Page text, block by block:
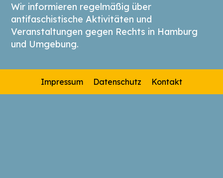
Wir informieren regelmäßig über
antifaschistische Aktivitäten und
Veranstaltungen gegen Rechts in Hamburg
und Umgebung.
Impressum Datenschutz Kontakt